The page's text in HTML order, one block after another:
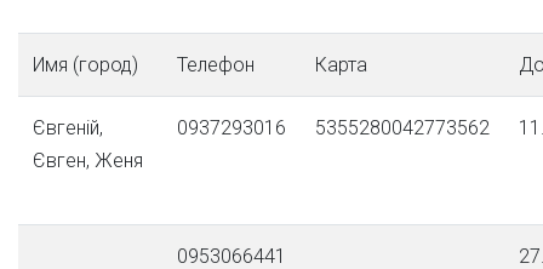
Имя (город) Телефон Карта
Євгеній,
Євген, Женя
0937293016 5355280042773562
0953066441